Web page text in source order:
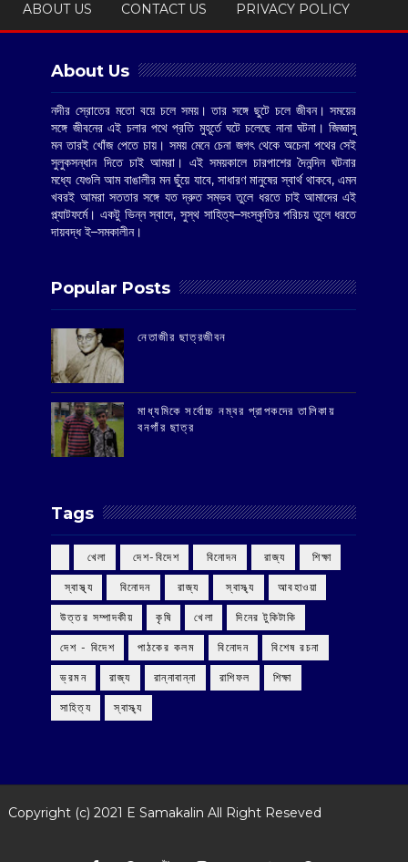
ABOUT US CONTACT US PRIVACY POLICY
About Us
নদীর স্রোতের মতো বয়ে চলে সময়। তার সঙ্গে ছুটে চলে জীবন। সময়ের
সঙ্গে জীবনের এই চলার পথে প্রতি মুহূর্তে ঘটে চলেছে নানা ঘটনা। জিজ্ঞাসু
মন তারই খোঁজ পেতে চায়। সময় মেনে চেনা জগৎ থেকে অচেনা পথের সেই
সুলুকসন্ধান দিতে চাই আমরা। এই সময়কালে চারপাশের দৈনন্দিন ঘটনার
মধ্যে যেগুলি আম বাঙালীর মন ছুঁয়ে যাবে, সাধারণ মানুষের স্বার্থ থাকবে, এমন
খবরই আমরা সততার সঙ্গে যত দ্রুত সম্ভব তুলে ধরতে চাই আমাদের এই
প্ল্যাটফর্মে। একটু ভিন্ন স্বাদে, সুস্থ সাহিত্য–সংস্কৃতির পরিচয় তুলে ধরতে
দায়বদ্ধ ই–সমকালীন।
Popular Posts
‌নেতাজীর ছাত্রজীবন
মাধ্যমিকে সর্বোচ্চ নম্বর প্রাপকদের তালিকায়
বনগাঁর ছাত্র
Tags
‌ খেলা ‌ দেশ-বিদেশ ‌ বিনোদন ‌ রাজ্য ‌ শিক্ষা
‌ স্বাস্থ্য ‌ বিনোদন ‌ রাজ্য ‌ স্বাস্থ্য আবহাওয়া
উত্তর সম্পাদকীয় কৃষি খেলা দিনের টুকিটাকি
দেশ - বিদেশ পাঠকের কলম বিনোদন বিশেষ রচনা
ভ্রমন রাজ্য রান্নাবান্না রাশিফল শিক্ষা
সাহিত্য স্বাস্থ্য
Copyright (c) 2021 E Samakalin All Right Reseved